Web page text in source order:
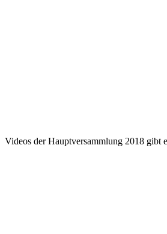
Videos der Hauptversammlung 2018 gibt